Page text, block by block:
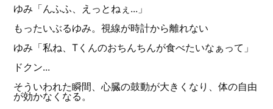
ゆみ「んふふ、えっとねぇ...」
もったいぶるゆみ。視線が時計から離れない
ゆみ「私ね、Tくんのおちんちんが食べたいなぁって」
ドクン...
そういわれた瞬間、心臓の鼓動が大きくなり、体の自由
が効かなくなる。